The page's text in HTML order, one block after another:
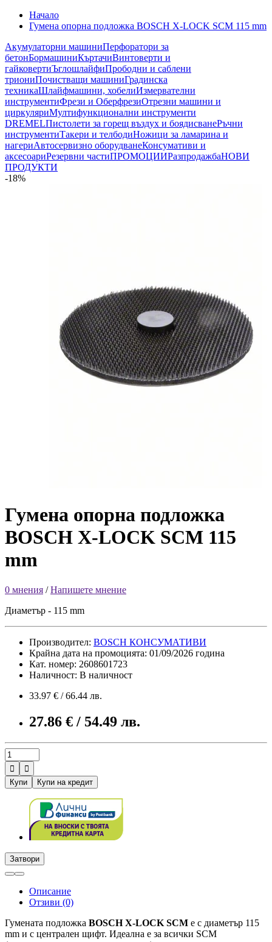
Начало
Гумена опорна подложка BOSCH X-LOCK SCM 115 mm
Акумулаторни машиниПерфоратори за
бетонБормашиниКъртачиВинтоверти и
гайковертиЪглошлайфиПрободни и саблени
триониПочистващи машиниГрадинска
техникаШлайфмашини, хобелиИзмервателни
инструментиФрези и ОберфрезиОтрезни машини и
циркуляриМултифункционални инструменти
DREMELПистолети за горещ въздух и боядисванеРъчни
инструментиТакери и телбодиНожици за ламарина и
нагериАвтосервизно оборудванеКонсумативи и
аксесоариРезервни частиПРОМОЦИИРазпродажбаНОВИ
ПРОДУКТИ
-18%
Гумена опорна подложка
BOSCH X-LOCK SCM 115
mm
0 мнения /Напишете мнение
Диаметър - 115 mm
Производител: BOSCH КОНСУМАТИВИ
Крайна дата на промоцията: 01/09/2026 година
Кат. номер: 2608601723
Наличност: В наличност
33.97 € / 66.44 лв.
27.86 € / 54.49 лв.


Купи
Купи на кредит
Затвори
Описание
Отзиви (0)
Гумената подложка BOSCH X-LOCK SCM е с диаметър 115
mm и с централен щифт. Идеална е за всички SCM